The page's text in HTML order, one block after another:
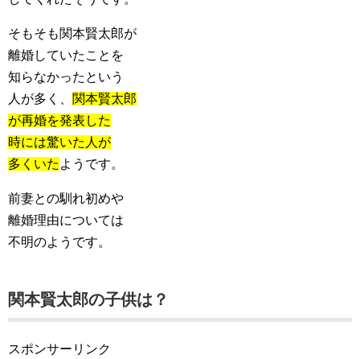
そもそも関本賢太郎が
離婚していたことを
知らなかったという
人が多く、 関本賢太郎
が再婚を発表した
時には驚いた人が
多くいた ようです。
前妻との馴れ初めや
離婚理由については
不明のようです。
関本賢太郎の子供は？
スポンサーリンク